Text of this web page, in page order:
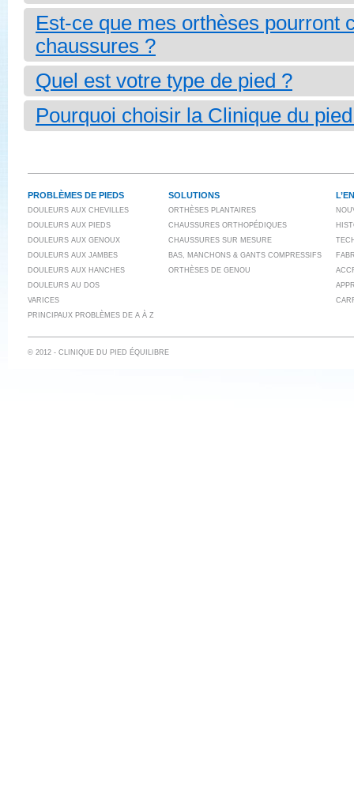
Est-ce que mes orthèses pourront
chaussures ?
Quel est votre type de pied ?
Pourquoi choisir la Clinique du
PROBLÈMES DE PIEDS
DOULEURS AUX CHEVILLES
DOULEURS AUX PIEDS
DOULEURS AUX GENOUX
DOULEURS AUX JAMBES
DOULEURS AUX HANCHES
DOULEURS AU DOS
VARICES
PRINCIPAUX PROBLÈMES DE A À Z
SOLUTIONS
ORTHÈSES PLANTAIRES
CHAUSSURES ORTHOPÉDIQUES
CHAUSSURES SUR MESURE
BAS, MANCHONS & GANTS COMPRESSIFS
ORTHÈSES DE GENOU
© 2012 - CLINIQUE DU PIED ÉQUILIBRE